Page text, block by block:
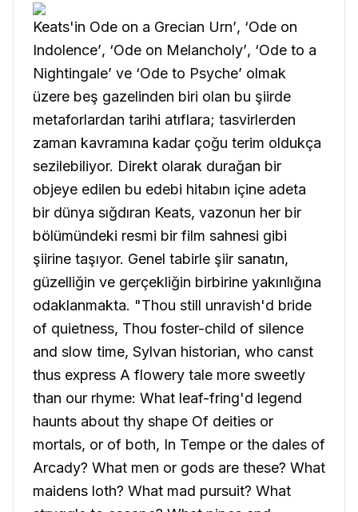
Keats'in Ode on a Grecian Urn’, ‘Ode on
Indolence’, ‘Ode on Melancholy’, ‘Ode to a
Nightingale’ ve ‘Ode to Psyche’ olmak
üzere beş gazelinden biri olan bu şiirde
metaforlardan tarihi atıflara; tasvirlerden
zaman kavramına kadar çoğu terim oldukça
sezilebiliyor. Direkt olarak durağan bir
objeye edilen bu edebi hitabın içine adeta
bir dünya sığdıran Keats, vazonun her bir
bölümündeki resmi bir film sahnesi gibi
şiirine taşıyor. Genel tabirle şiir sanatın,
güzelliğin ve gerçekliğin birbirine yakınlığına
odaklanmakta. "Thou still unravish'd bride
of quietness, Thou foster-child of silence
and slow time, Sylvan historian, who canst
thus express A flowery tale more sweetly
than our rhyme: What leaf-fring'd legend
haunts about thy shape Of deities or
mortals, or of both, In Tempe or the dales of
Arcady? What men or gods are these? What
maidens loth? What mad pursuit? What